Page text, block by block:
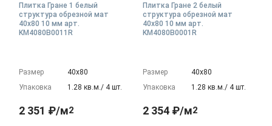
Плитка Гране 1 белый
структура обрезной мат
40x80 10 мм арт.
KM4080B0011R
Размер
40х80
Упаковка
1.28 кв.м./ 4 шт.
2 351 ₽/м2
Плитка Гране 2 белый
структура обрезной мат
40x80 10 мм арт.
KM4080B0001R
Размер
40х80
Упаковка
1.28 кв.м./ 4 шт.
2 354 ₽/м2